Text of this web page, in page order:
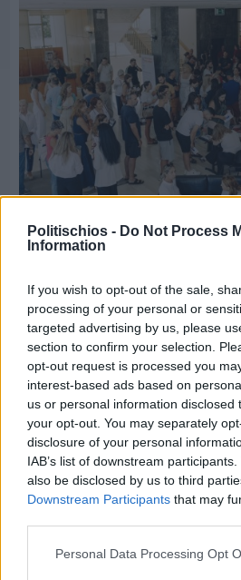
Politischios - Do Not Process
Information
If you wish to opt-out of the sale,
processing of your personal or
targeted advertising by us, please
section to confirm your selection.
opt-out request is processed you
interest-based ads based on
us or personal information disclosed
your opt-out. You may separately
disclosure of your personal
IAB’s list of downstream
also be disclosed by us to third
Downstream Participants that may
Personal Data Processing Opt
Πριν 3 ημέρες
κατέκλυσε το Ομήρειο για
διοργάνωση